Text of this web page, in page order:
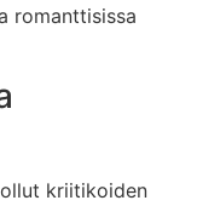
romanttisissa
kriitikoiden